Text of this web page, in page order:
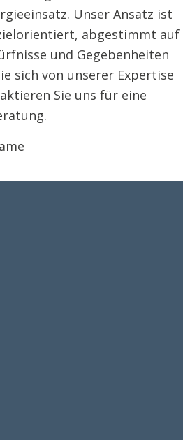
Unser Ansatz ist
abgestimmt auf
und Gegebenheiten
sich von unserer Expertise
Sie uns für eine